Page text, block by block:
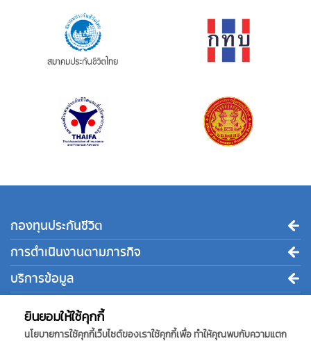
ยินยอมให้ใช้คุกกี้
นโยบายการใช้คุกกี้เว็บไซต์ของเราใช้คุกกี้เพื่อ ทำให้คุณพบกับความแตก
กองทุนประกันชีวิต
การดำเนินงานตามภารกิจ
บริการข้อมูล